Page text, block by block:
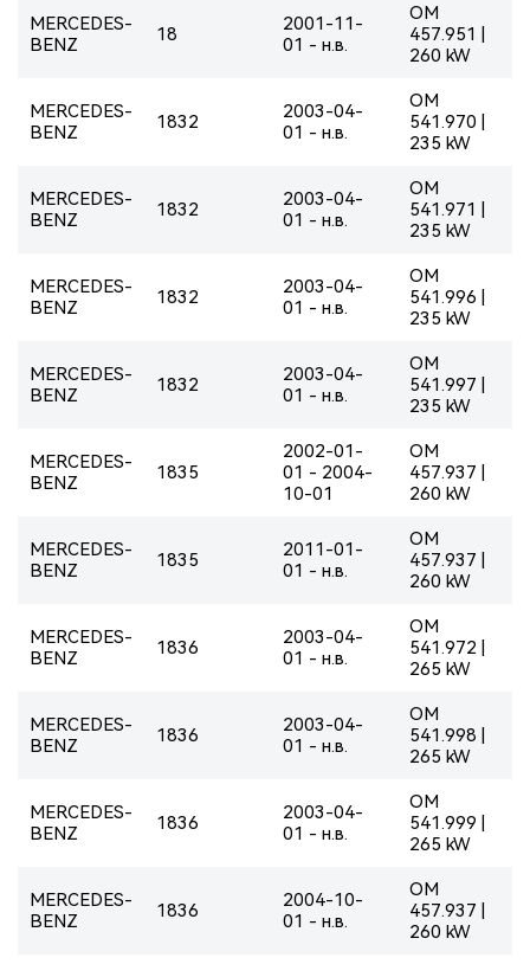
MERCEDES-
BENZ
18
2001-11-
01 - н.в.
OM
457.951 |
260 kW
MERCEDES-
BENZ
1832
2003-04-
01 - н.в.
OM
541.970 |
235 kW
MERCEDES-
BENZ
1832
2003-04-
01 - н.в.
OM
541.971 |
235 kW
MERCEDES-
BENZ
1832
2003-04-
01 - н.в.
OM
541.996 |
235 kW
MERCEDES-
BENZ
1832
2003-04-
01 - н.в.
OM
541.997 |
235 kW
MERCEDES-
BENZ
1835
2002-01-
01 - 2004-
10-01
OM
457.937 |
260 kW
MERCEDES-
BENZ
1835
2011-01-
01 - н.в.
OM
457.937 |
260 kW
MERCEDES-
BENZ
1836
2003-04-
01 - н.в.
OM
541.972 |
265 kW
MERCEDES-
BENZ
1836
2003-04-
01 - н.в.
OM
541.998 |
265 kW
MERCEDES-
BENZ
1836
2003-04-
01 - н.в.
OM
541.999 |
265 kW
MERCEDES-
BENZ
1836
2004-10-
01 - н.в.
OM
457.937 |
260 kW